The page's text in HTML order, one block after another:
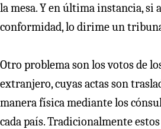
la mesa. Y en última instancia, si
conformidad, lo dirime un
Otro problema son los votos de
extranjero, cuyas actas son
manera física mediante los
cada país. Tradicionalmente